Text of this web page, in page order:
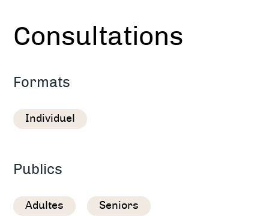
Consultations
Formats
Individuel
Publics
Adultes Seniors